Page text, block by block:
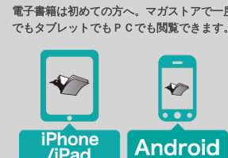
電子書籍は初めての方へ。マガストアで
でもタブレットでもＰＣでも閲覧できます。